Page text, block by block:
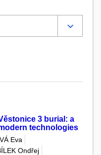
3 burial: a
technologies
Eva
Ondřej